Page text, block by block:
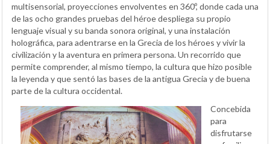
multisensorial, proyecciones envolventes en 360º, donde cada una
de las ocho grandes pruebas del héroe despliega su propio
lenguaje visual y su banda sonora original, y una instalación
holográfica, para adentrarse en la Grecia de los héroes y vivir la
civilización y la aventura en primera persona. Un recorrido que
permite comprender, al mismo tiempo, la cultura que hizo posible
la leyenda y que sentó las bases de la antigua Grecia y de buena
parte de la cultura occidental.
Concebida
para
disfrutarse